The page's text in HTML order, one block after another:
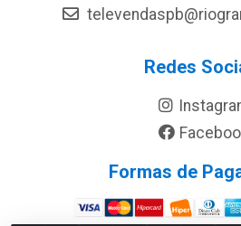
Redes
Formas de